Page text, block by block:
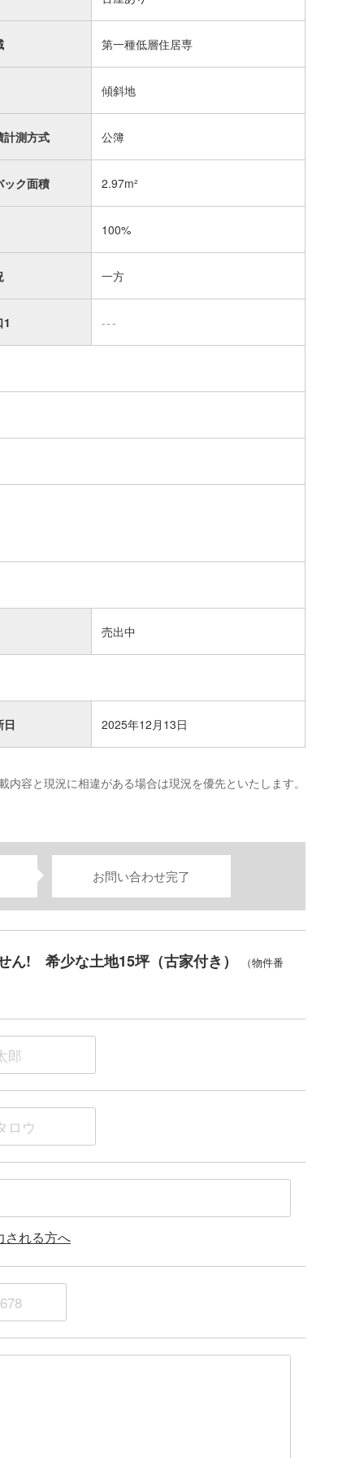
第一種低層住居専
傾斜地
計測方式 公簿
ック面積 2.97m²
100%
一方
1 ---
売出中
日 2025年12月13日
内容と現況に相違がある場合は現況を優先といたします。
お問い合わせ完了
! 希少な土地15坪（古家付き）
（物件番
される方へ